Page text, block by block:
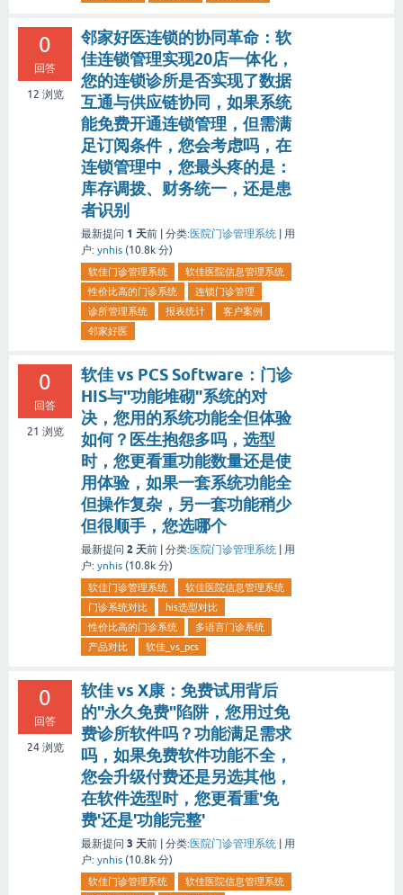
0
回答
12 浏览
邻家好医连锁的协同革命：软
佳连锁管理实现20店一体化，
您的连锁诊所是否实现了数据
互通与供应链协同，如果系统
能免费开通连锁管理，但需满
足订阅条件，您会考虑吗，在
连锁管理中，您最头疼的是：
库存调拨、财务统一，还是患
者识别
最新提问 1 天前 | 分类:医院门诊管理系统
用
户: ynhis (10.8k 分)
软佳门诊管理系统
软佳医院信息管理系统
性价比高的门诊系统
连锁门诊管理
诊所管理系统
报表统计
客户案例
邻家好医
0
回答
21 浏览
软佳 vs PCS Software：门诊
HIS与"功能堆砌"系统的对
决，您用的系统功能全但体验
如何？医生抱怨多吗，选型
时，您更看重功能数量还是使
用体验，如果一套系统功能全
但操作复杂，另一套功能稍少
但很顺手，您选哪个
最新提问 2 天前 | 分类:医院门诊管理系统
用
户: ynhis (10.8k 分)
软佳门诊管理系统
软佳医院信息管理系统
门诊系统对比
his选型对比
性价比高的门诊系统
多语言门诊系统
产品对比
软佳_vs_pcs
0
回答
24浏览
软佳 vs X康：免费试用背后
的"永久免费"陷阱，您用过免
费诊所软件吗？功能满足需求
吗，如果免费软件功能不全，
您会升级付费还是另选其他，
在软件选型时，您更看重'免
费'还是'功能完整'
最新提问 3 天前 | 分类:医院门诊管理系统
用
户: ynhis (10.8k 分)
软佳门诊管理系统
软佳医院信息管理系统